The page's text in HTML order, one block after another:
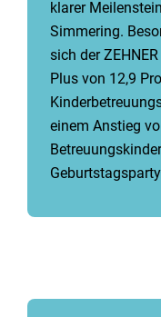
klarer
Simmering.
sich der
Plus von 12,9
einem Anstieg